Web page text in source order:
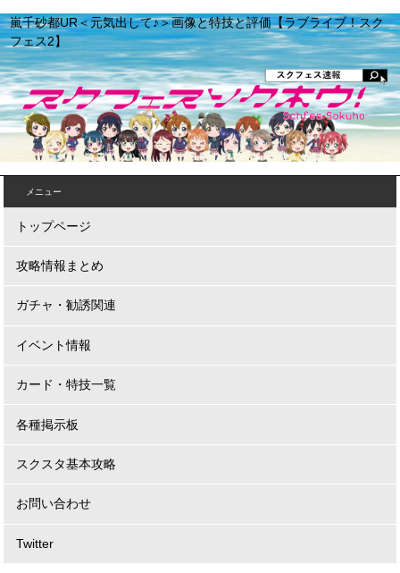
嵐千砂都UR＜元気出して♪＞画像と特技と評価【ラブライブ！スク
フェス2】
メニュー
トップページ
攻略情報まとめ
ガチャ・勧誘関連
イベント情報
カード・特技一覧
各種掲示板
スクスタ基本攻略
お問い合わせ
Twitter